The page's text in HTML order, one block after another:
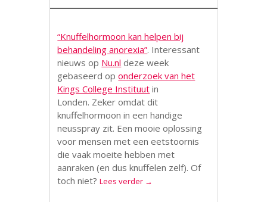
“Knuffelhormoon kan helpen bij
behandeling anorexia”. Interessant
nieuws op Nu.nl deze week
gebaseerd oponderzoek van het
Kings College Instituut in
Londen. Zeker omdat dit
knuffelhormoon in een handige
neusspray zit. Een mooie oplossing
voor mensen met een eetstoornis
die vaak moeite hebben met
aanraken (en dus knuffelen zelf). Of
toch niet?Lees verder →